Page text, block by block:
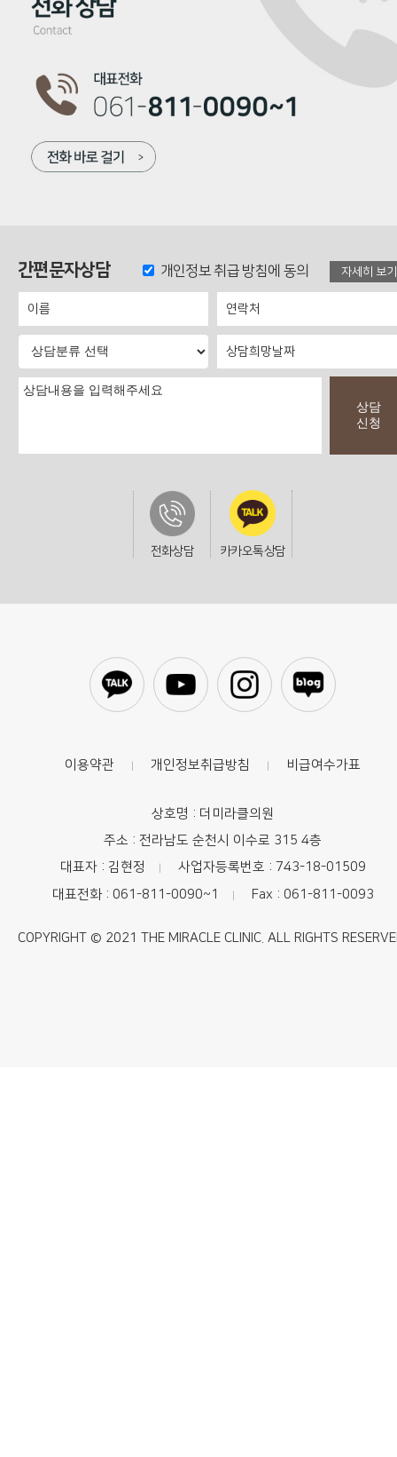
간편문자상담 개인정보 취급 방침에 동의
상담
신청
전화상담 카카오톡상담
이용약관 개인정보취급방침 비급여수가표
상호명 : 더미라클의원
주소 : 전라남도 순천시 이수로 315 4층
대표자 : 김현정
사업자등록번호 : 743-18-01509
대표전화 : 061-811-0090~1
Fax : 061-811-0093
COPYRIGHT © 2021 THE MIRACLE CLINIC. ALL RIGHTS